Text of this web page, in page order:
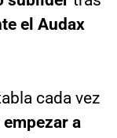
el Audax
cada vez
empezar a